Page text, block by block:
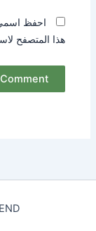
احفظ
هذا المتصفح
|